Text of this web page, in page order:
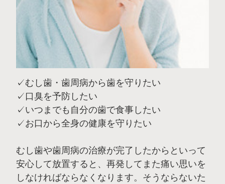
✓むし歯・歯周病から歯を守りたい
✓口臭を予防したい
✓いつまでも自分の歯で食事したい
✓お口から全身の健康を守りたい
むし歯や歯周病の治療が完了したからといって
安心して放置すると、再発してまた痛い思いを
しなければならなくなります。そうならないた